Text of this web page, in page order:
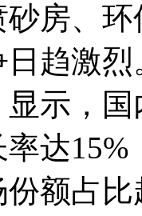
房、
趋激
示，
达
额占